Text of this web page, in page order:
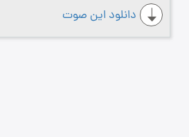
دانلود این صوت